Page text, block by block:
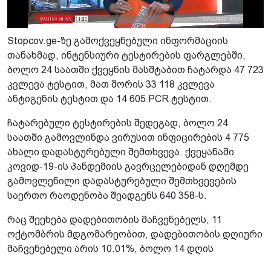
Stopcov.ge-ზე გამოქვეყნებული ინფორმაციის
თანახმად, ინტენსიური ტესტირების ფარგლებში,
ბოლო 24 საათში ქვეყნის მასშტაბით ჩატარდა 47 723
კვლევა ტესტით, მათ შორის 33 118 კვლევა
ანტიგენის ტესტით და 14 605 PCR ტესტით.
ჩატარებული ტესტირების შედეგად, ბოლო 24
საათში გამოვლინდა ვირუსით ინფიცირების 4 775
ახალი დადასტურებული შემთხვევა. ქვეყანაში
კოვიდ-19-ის პანდემიის გავრცელებიდან დღემდე
გამოვლენილი დადასტურებული შემთხვევების
საერთო რაოდენობა შეადგენს 640 358-ს.
რაც შეეხება დადებითობის მაჩვენებელს, 11
ოქტომბრის მდგომარეობით, დადებითობის დღიური
მაჩვენებელი არის 10.01%, ბოლო 14 დღის